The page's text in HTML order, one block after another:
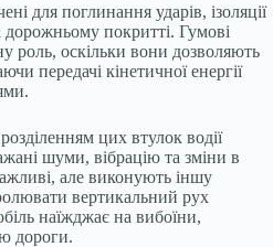
для поглинання ударів, ізоляції
покритті. Гумові
роль, оскільки вони дозволяють
передачі кінетичної енергії
цих втулок водії
шуми, вібрацію та зміни в
але виконують іншу
вертикальний рух
наїжджає на вибоїни,
дороги.